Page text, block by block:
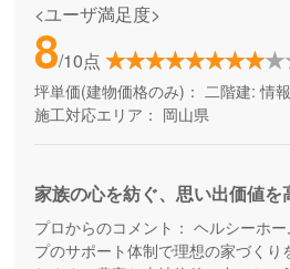
<ユーザ満足度>
8/10点
坪単価(建物価格のみ)： 二階建: 情
施工対応エリア： 岡山県
家族の心を紡ぐ、思い出価値を
プロからのコメント： ヘルシーホ
プのサポート体制で理想の家づくり